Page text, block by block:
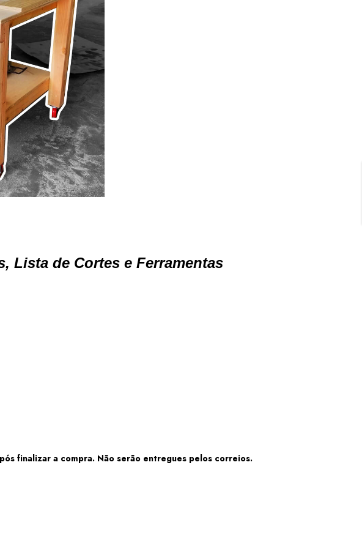
Lista de Cortes e Ferramentas
finalizar a compra. Não serão entregues pelos correios.